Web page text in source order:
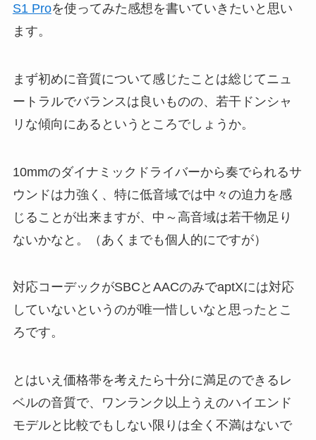
S1 Proを使ってみた感想を書いていきたいと思い
ます。
まず初めに音質について感じたことは総じてニュ
ートラルでバランスは良いものの、若干ドンシャ
リな傾向にあるというところでしょうか。
10mmのダイナミックドライバーから奏でられるサ
ウンドは力強く、特に低音域では中々の迫力を感
じることが出来ますが、中～高音域は若干物足り
ないかなと。（あくまでも個人的にですが）
対応コーデックがSBCとAACのみでaptXには対応
していないというのが唯一惜しいなと思ったとこ
ろです。
とはいえ価格帯を考えたら十分に満足のできるレ
ベルの音質で、ワンランク以上うえのハイエンド
モデルと比較でもしない限りは全く不満はないで